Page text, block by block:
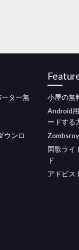
ター無
ウンロ
小屋の無
Android
ードする
国歌ライ
ド
アドビス